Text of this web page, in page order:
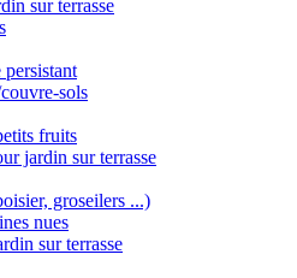
sur terrasse
persistant
sols
fruits
jardin sur terrasse
groseilers ...)
nues
sur terrasse